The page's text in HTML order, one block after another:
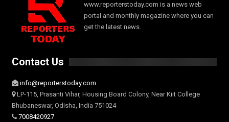
www.reporterstoday.com is a news web
portal and monthly magazine where you can
get the latest news.
Contact Us
info@reporterstoday.com
LP-115, Prasanti Vihar, Housing Board Colony, Near Kiit College
Bhubaneswar, Odisha, India 751024
7008420927